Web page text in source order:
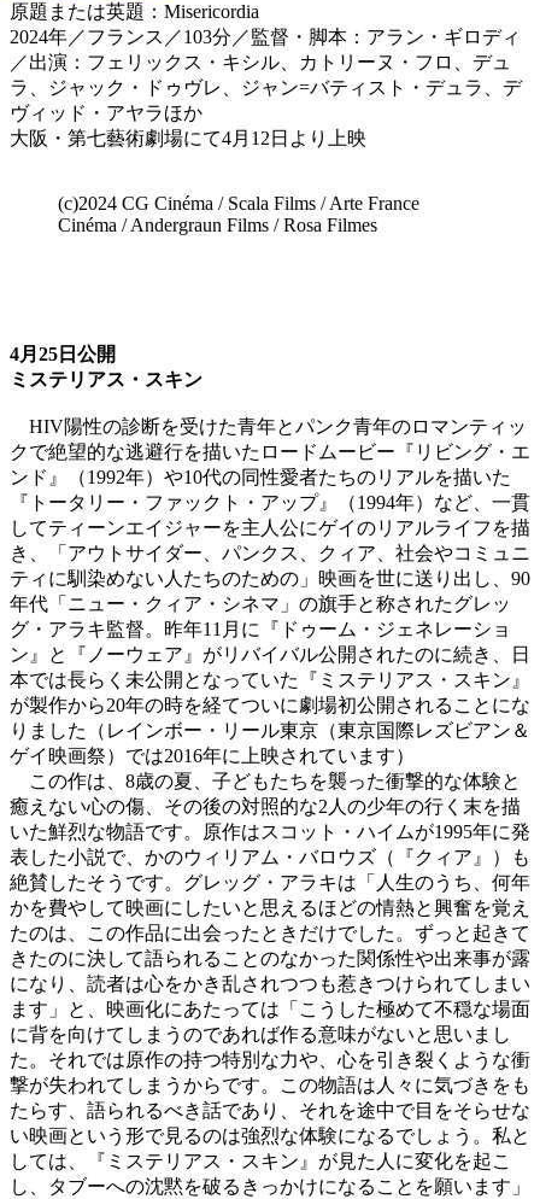
原題または英題：Misericordia
2024年／フランス／103分／監督・脚本：アラン・ギロディ
／出演：フェリックス・キシル、カトリーヌ・フロ、デュ
ラ、ジャック・ドゥヴレ、ジャン=バティスト・デュラ、デ
ヴィッド・アヤラほか
大阪・第七藝術劇場にて4月12日より上映
(c)2024 CG Cinéma / Scala Films / Arte France
Cinéma / Andergraun Films / Rosa Filmes
4月25日公開
ミステリアス・スキン
HIV陽性の診断を受けた青年とパンク青年のロマンティッ
クで絶望的な逃避行を描いたロードムービー『リビング・エ
ンド』（1992年）や10代の同性愛者たちのリアルを描いた
『トータリー・ファックト・アップ』（1994年）など、一貫
してティーンエイジャーを主人公にゲイのリアルライフを描
き、「アウトサイダー、パンクス、クィア、社会やコミュニ
ティに馴染めない人たちのための」映画を世に送り出し、90
年代「ニュー・クィア・シネマ」の旗手と称されたグレッ
グ・アラキ監督。昨年11月に『ドゥーム・ジェネレーショ
ン』と『ノーウェア』がリバイバル公開されたのに続き、日
本では長らく未公開となっていた『ミステリアス・スキン』
が製作から20年の時を経てついに劇場初公開されることにな
りました（レインボー・リール東京（東京国際レズビアン＆
ゲイ映画祭）では2016年に上映されています）
この作は、8歳の夏、子どもたちを襲った衝撃的な体験と
癒えない心の傷、その後の対照的な2人の少年の行く末を描
いた鮮烈な物語です。原作はスコット・ハイムが1995年に発
表した小説で、かのウィリアム・バロウズ（『クィア』）も
絶賛したそうです。グレッグ・アラキは「人生のうち、何年
かを費やして映画にしたいと思えるほどの情熱と興奮を覚え
たのは、この作品に出会ったときだけでした。ずっと起きて
きたのに決して語られることのなかった関係性や出来事が露
になり、読者は心をかき乱されつつも惹きつけられてしまい
ます」と、映画化にあたっては「こうした極めて不穏な場面
に背を向けてしまうのであれば作る意味がないと思いまし
た。それでは原作の持つ特別な力や、心を引き裂くような衝
撃が失われてしまうからです。この物語は人々に気づきをも
たらす、語られるべき話であり、それを途中で目をそらせな
い映画という形で見るのは強烈な体験になるでしょう。私と
しては、『ミステリアス・スキン』が見た人に変化を起こ
し、タブーへの沈黙を破るきっかけになることを願います」